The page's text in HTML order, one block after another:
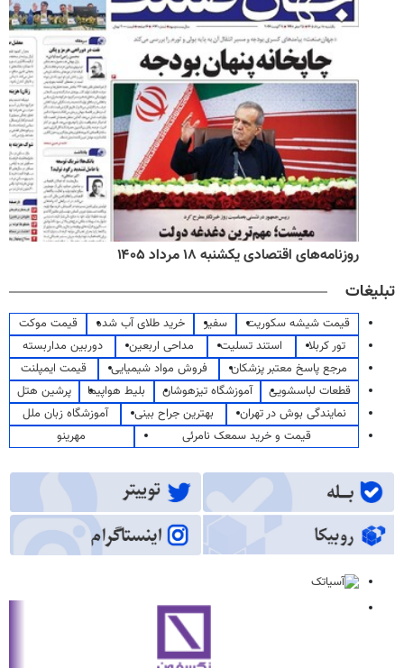
روزنامه‌های اقتصادی یکشنبه ۱۸ مرداد ۱۴۰۵
تبلیغات
قیمت شیشه سکوریت سفیر خرید طلای آب شده
قیمت موکت
تور کربلا
استند تسلیت مداحی اربعین
دوربین مداربسته
مرجع پاسخ معتبر پزشکان
فروش مواد شیمیایی
قیمت ایمپلنت
قطعات لباسشویی
آموزشگاه تیزهوشان بلیط هواپیما
پرشین هتل
نمایندگی بوش در تهران
بهترین جراح بینی
آموزشگاه زبان ملل
قیمت و خرید سمعک نامرئی
مهرینو